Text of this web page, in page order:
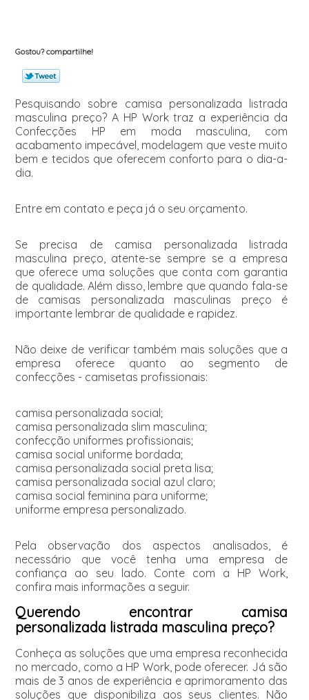
Gostou? compartilhe!
Pesquisando sobre camisa personalizada listrada
masculina preço? A HP Work traz a experiência da
Confecções HP em moda masculina, com
acabamento impecável, modelagem que veste muito
bem e tecidos que oferecem conforto para o dia-a-
dia.
Entre em contato e peça já o seu orçamento.
Se precisa de camisa personalizada listrada
masculina preço, atente-se sempre se a empresa
que oferece uma soluções que conta com garantia
de qualidade. Além disso, lembre que quando fala-se
de camisas personalizada masculinas preço é
importante lembrar de qualidade e rapidez.
Não deixe de verificar também mais soluções que a
empresa oferece quanto ao segmento de
confecções - camisetas profissionais:
camisa personalizada social;
camisa personalizada slim masculina;
confecção uniformes profissionais;
camisa social uniforme bordada;
camisa personalizada social preta lisa;
camisa personalizada social azul claro;
camisa social feminina para uniforme;
uniforme empresa personalizado.
Pela observação dos aspectos analisados, é
necessário que você tenha uma empresa de
confiança ao seu lado. Conte com a HP Work,
confira mais informações a seguir.
Querendo encontrar camisa
personalizada listrada masculina preço?
Conheça as soluções que uma empresa reconhecida
no mercado, como a HP Work, pode oferecer. Já são
mais de 3 anos de experiência e aprimoramento das
soluções que disponibiliza aos seus clientes. Não